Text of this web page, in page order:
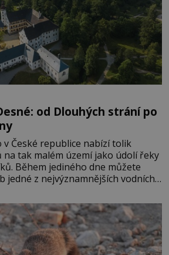
od Dlouhých strání po
v České republice nabízí tolik
tak malém území jako údolí řeky
Během jediného dne můžete
jedné z nejvýznamnějších vodních
zakončit poznáváním památek ve
v termálním